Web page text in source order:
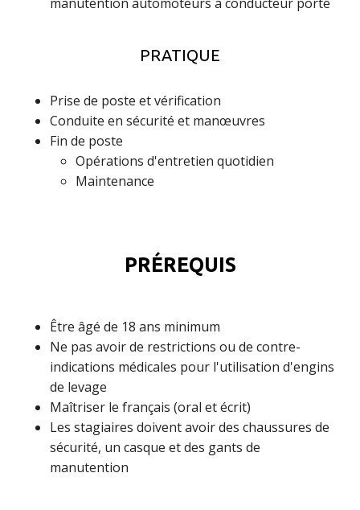
PRATIQUE
Prise de poste et vérification
Conduite en sécurité et manœuvres
Fin de poste
Opérations d'entretien quotidien
Maintenance
PRÉREQUIS
Être âgé de 18 ans minimum
Ne pas avoir de restrictions ou de contre-
indications médicales pour l'utilisation d'engins
de levage
Maîtriser le français (oral et écrit)
Les stagiaires doivent avoir des chaussures de
sécurité, un casque et des gants de
manutention